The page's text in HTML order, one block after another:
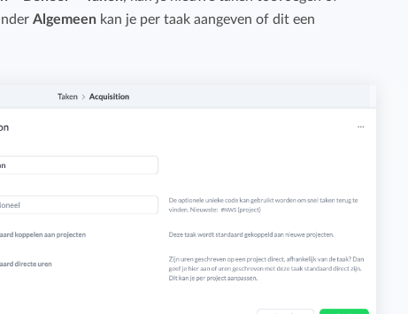
Budget bijhouden
Algemeen kan je per taak aangeven of dit een